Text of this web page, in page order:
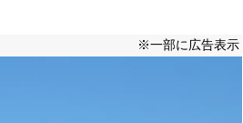
※一部に広告表示